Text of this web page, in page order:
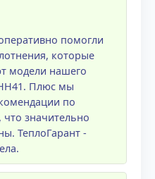
помогли
которые
модели нашего
Плюс мы
по
что значительно
ТеплоГарант -